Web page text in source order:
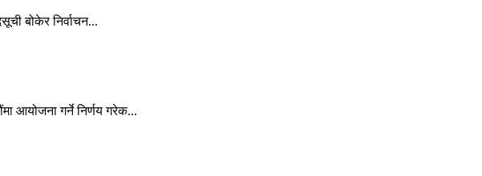
बोकेर निर्वाचन...
आयोजना गर्ने निर्णय गरेक...